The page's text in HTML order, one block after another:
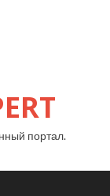
портал.